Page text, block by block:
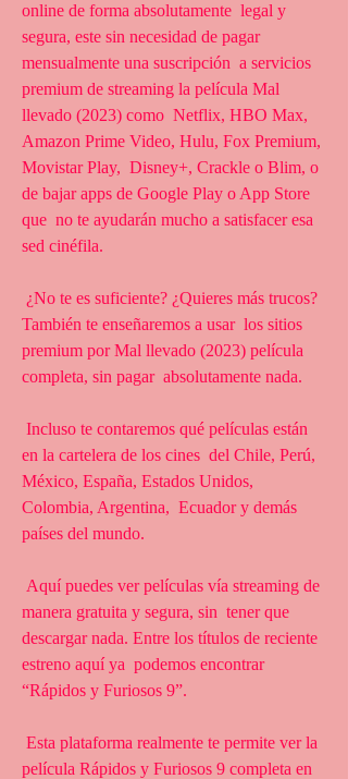
online de forma absolutamente  legal y
segura, este sin necesidad de pagar
mensualmente una suscripción  a servicios
premium de streaming la película Mal
llevado (2023) como  Netflix, HBO Max,
Amazon Prime Video, Hulu, Fox Premium,
Movistar Play,  Disney+, Crackle o Blim, o
de bajar apps de Google Play o App Store
que  no te ayudarán mucho a satisfacer esa
sed cinéfila.
También te enseñaremos a usar  los sitios
premium por Mal llevado (2023) película
completa, sin pagar  absolutamente nada.
en la cartelera de los cines  del Chile, Perú,
México, España, Estados Unidos,
Colombia, Argentina,  Ecuador y demás
países del mundo.
manera gratuita y segura, sin  tener que
descargar nada. Entre los títulos de reciente
estreno aquí ya  podemos encontrar
“Rápidos y Furiosos 9”.
película Rápidos y Furiosos 9 completa en